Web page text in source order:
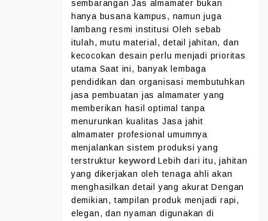
sembarangan Jas almamater bukan
hanya busana kampus, namun juga
lambang resmi institusi Oleh sebab
itulah, mutu material, detail jahitan, dan
kecocokan desain perlu menjadi prioritas
utama Saat ini, banyak lembaga
pendidikan dan organisasi membutuhkan
jasa pembuatan jas almamater yang
memberikan hasil optimal tanpa
menurunkan kualitas Jasa jahit
almamater profesional umumnya
menjalankan sistem produksi yang
terstruktur keywordLebih dari itu, jahitan
yang dikerjakan oleh tenaga ahli akan
menghasilkan detail yang akurat Dengan
demikian, tampilan produk menjadi rapi,
elegan, dan nyaman digunakan di